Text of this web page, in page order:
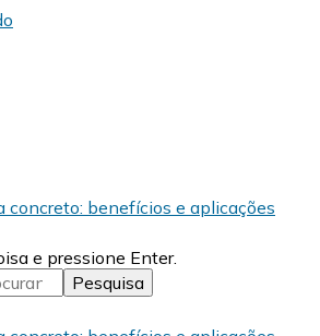
e pressione Enter.